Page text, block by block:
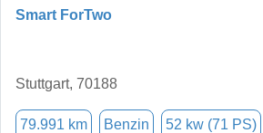
Smart ForTwo
Stuttgart, 70188
79.991 km Benzin 52 kw (71 PS)